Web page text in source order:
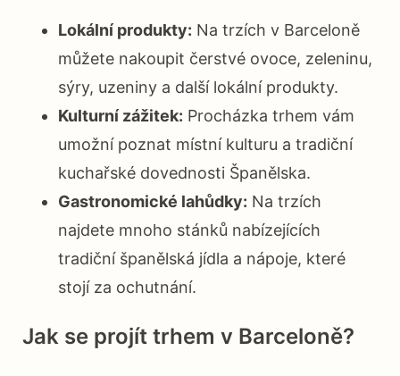
Lokální produkty: Na trzích v Barceloně
můžete nakoupit čerstvé ovoce, zeleninu,
sýry, uzeniny a další lokální produkty.
Kulturní zážitek: Procházka trhem vám
umožní poznat místní kulturu a tradiční
kuchařské dovednosti Španělska.
Gastronomické lahůdky: Na trzích
najdete mnoho stánků nabízejících
tradiční španělská jídla a nápoje, které
stojí za ochutnání.
Jak se projít trhem v Barceloně?